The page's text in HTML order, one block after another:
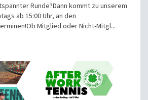
Runde?Dann kommt zu unserem
ab 15:00 Uhr, an den
Mitglied oder Nicht-Mitgl...